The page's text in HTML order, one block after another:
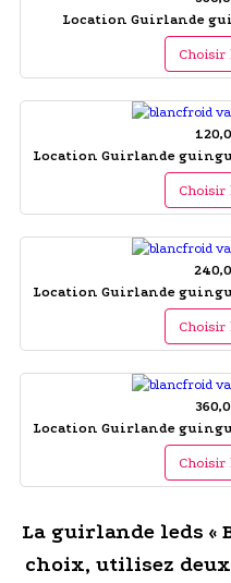
Location Guirlande
Location Guirlande
Location Guirlande
Location Guirlande
La guirlande leds «
choix, utilisez deux